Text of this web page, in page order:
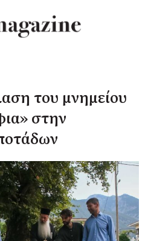
του μνημείου
στην